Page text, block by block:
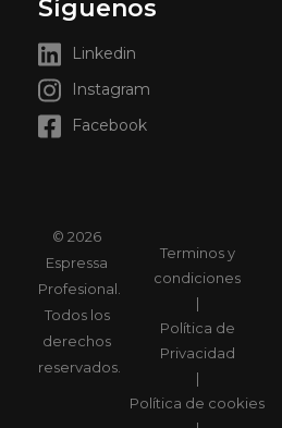
Síguenos
Linkedin
Instagram
Facebook
© 2026
Espressa
Profesional.
Todos los
derechos
reservados.
Terminos y
condiciones
|
Política de
Privacidad
|
Política de cookies